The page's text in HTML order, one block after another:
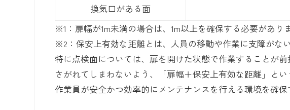
換気口がある面
※1：扉幅が1m未満の場合は、1m以上を確保する必要があり
※2：保安上有効な距離とは、人員の移動や作業に支障がな
特に点検面については、扉を開けた状態で作業することが
さがれてしまわないよう、「扉幅＋保安上有効な距離」と
作業員が安全かつ効率的にメンテナンスを行える環境を確保